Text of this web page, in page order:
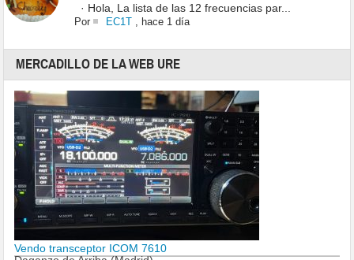
· Hola, La lista de las 12 frecuencias par...
Por EC1T, hace 1 día
MERCADILLO DE LA WEB URE
Vendo transceptor ICOM 7610